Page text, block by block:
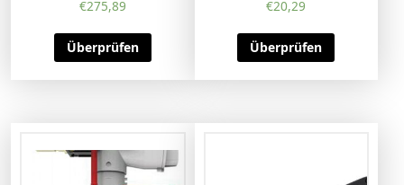
€275,89
Überprüfen
€20,29
Überprüfen